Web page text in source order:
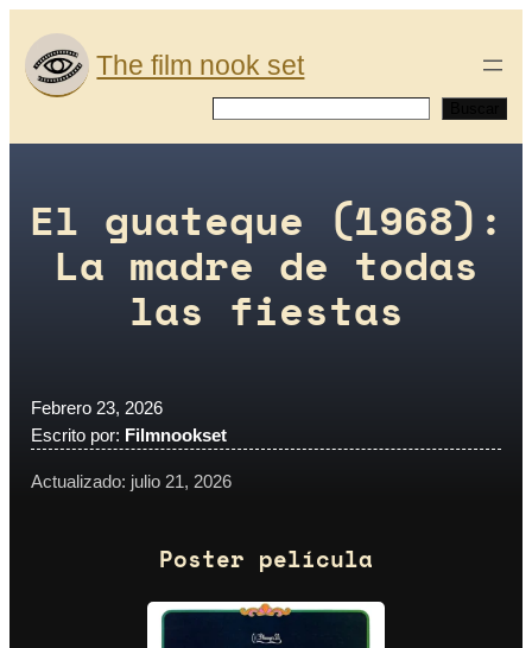
contenido
The film nook set
El guateque (1968):
La madre de todas
las fiestas
Febrero 23, 2026
Escrito por: Filmnookset
Actualizado: julio 21, 2026
Poster película